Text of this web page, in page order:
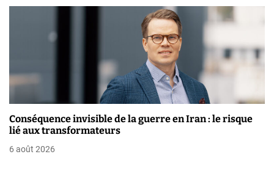
Conséquence invisible de la guerre en Iran : le risque
lié aux transformateurs
6 août 2026